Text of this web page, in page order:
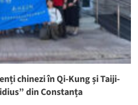
chinezi în Qi-Kung și Taiji-
din Constanța